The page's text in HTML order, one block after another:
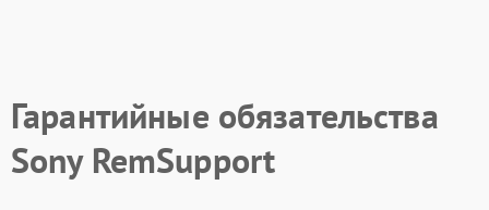
Гарантийные обязательства
Sony RemSupport